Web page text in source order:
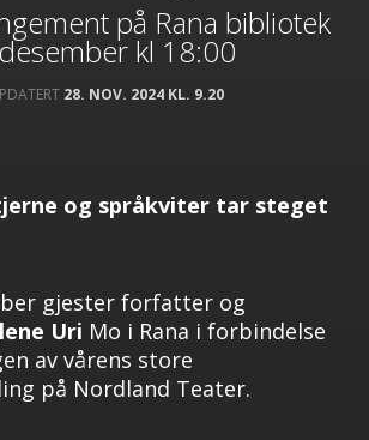
på Rana bibliotek
kl 18:00
28. NOV. 2024 KL. 9.20
og språkviter tar steget
gjester forfatter og
Uri Mo i Rana i forbindelse
av vårens store
på Nordland Teater.